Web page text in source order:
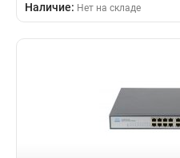
Наличие: Нет на складе